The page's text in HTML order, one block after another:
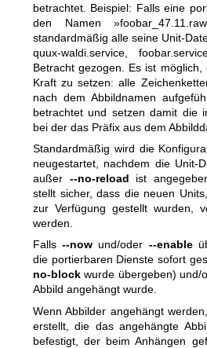
betrachtet. Beispiel: Falls eine
den Namen
standardmäßig alle seine Unit-
quux-waldi.service,
Betracht gezogen. Es ist
Kraft zu setzen: alle
nach dem Abbildnamen
betrachtet und setzen damit die
bei der das Präfix aus dem
Standardmäßig wird die
neugestartet, nachdem die Unit-
außer --no-reload ist
stellt sicher, dass die neuen
zur Verfügung gestellt wurden,
werden.
Falls--now und/oder --enable
die portierbaren Dienste sofort
no-block wurde übergeben) und/
Abbild angehängt wurde.
Wenn Abbilder angehängt
erstellt, die das angehängte
befestigt, der beim Anhängen